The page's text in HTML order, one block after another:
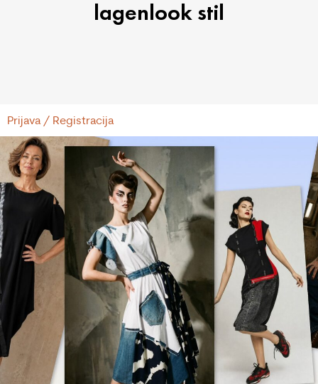
lagenlook stil
Prijava / Registracija